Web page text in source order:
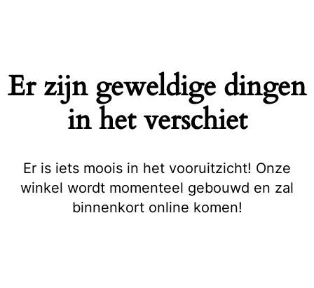
Er zijn geweldige dingen
in het verschiet
Er is iets moois in het vooruitzicht! Onze
winkel wordt momenteel gebouwd en zal
binnenkort online komen!